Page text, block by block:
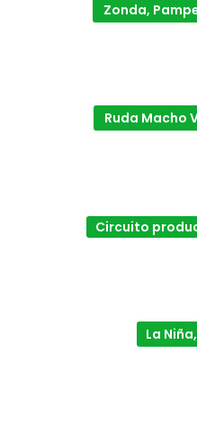
Zonda,
Ruda Macho
Circuito
La